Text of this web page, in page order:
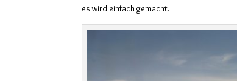
es wird einfach gemacht.